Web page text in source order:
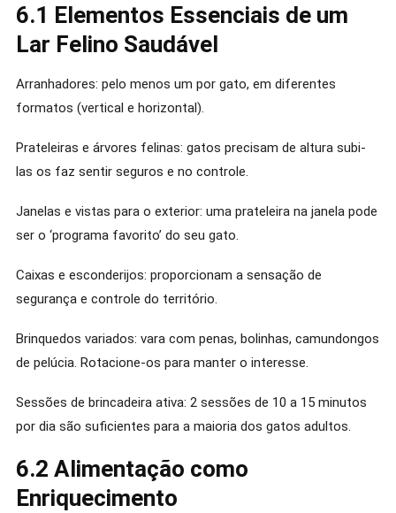
6.1 Elementos Essenciais de um
Lar Felino Saudável
Arranhadores: pelo menos um por gato, em diferentes
formatos (vertical e horizontal).
Prateleiras e árvores felinas: gatos precisam de altura subi-
las os faz sentir seguros e no controle.
Janelas e vistas para o exterior: uma prateleira na janela pode
ser o ‘programa favorito’ do seu gato.
Caixas e esconderijos: proporcionam a sensação de
segurança e controle do território.
Brinquedos variados: vara com penas, bolinhas, camundongos
de pelúcia. Rotacione-os para manter o interesse.
Sessões de brincadeira ativa: 2 sessões de 10 a 15 minutos
por dia são suficientes para a maioria dos gatos adultos.
6.2 Alimentação como
Enriquecimento